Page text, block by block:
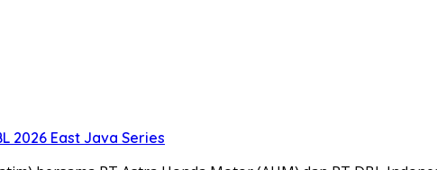
2026 East Java Series